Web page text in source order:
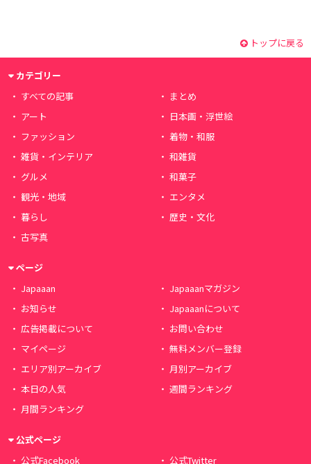
トップに戻る
カテゴリー
すべての記事
まとめ
アート
日本画・浮世絵
ファッション
着物・和服
雑貨・インテリア
和雑貨
グルメ
和菓子
観光・地域
エンタメ
暮らし
歴史・文化
古写真
ページ
Japaaan
Japaaanマガジン
お知らせ
Japaaanについて
広告掲載について
お問い合わせ
マイページ
無料メンバー登録
エリア別アーカイブ
月別アーカイブ
本日の人気
週間ランキング
月間ランキング
公式ページ
公式Facebook
公式Twitter